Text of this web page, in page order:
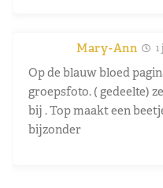
Mary-Ann 1
Op de blauw bloed
groepsfoto. ( gedeelte)
bij . Top maakt een
bijzonder